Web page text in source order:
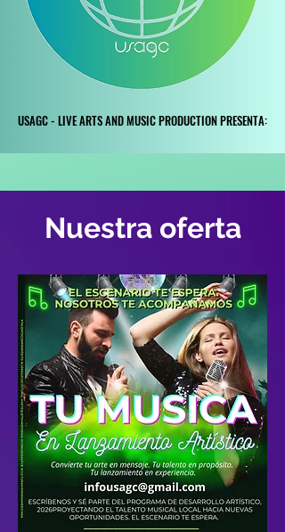
USAGC - LIVE ARTS AND MUSIC PRODUCTION PRESENTA:
USAGC - LIVE ARTS AND MUSIC PRODUCTION PRESENTA:
Nuestra oferta